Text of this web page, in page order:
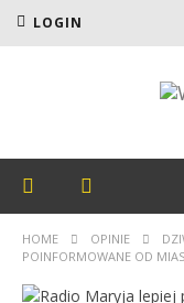
LOGIN
HOME OPINIE
POINFORMOWANE OD